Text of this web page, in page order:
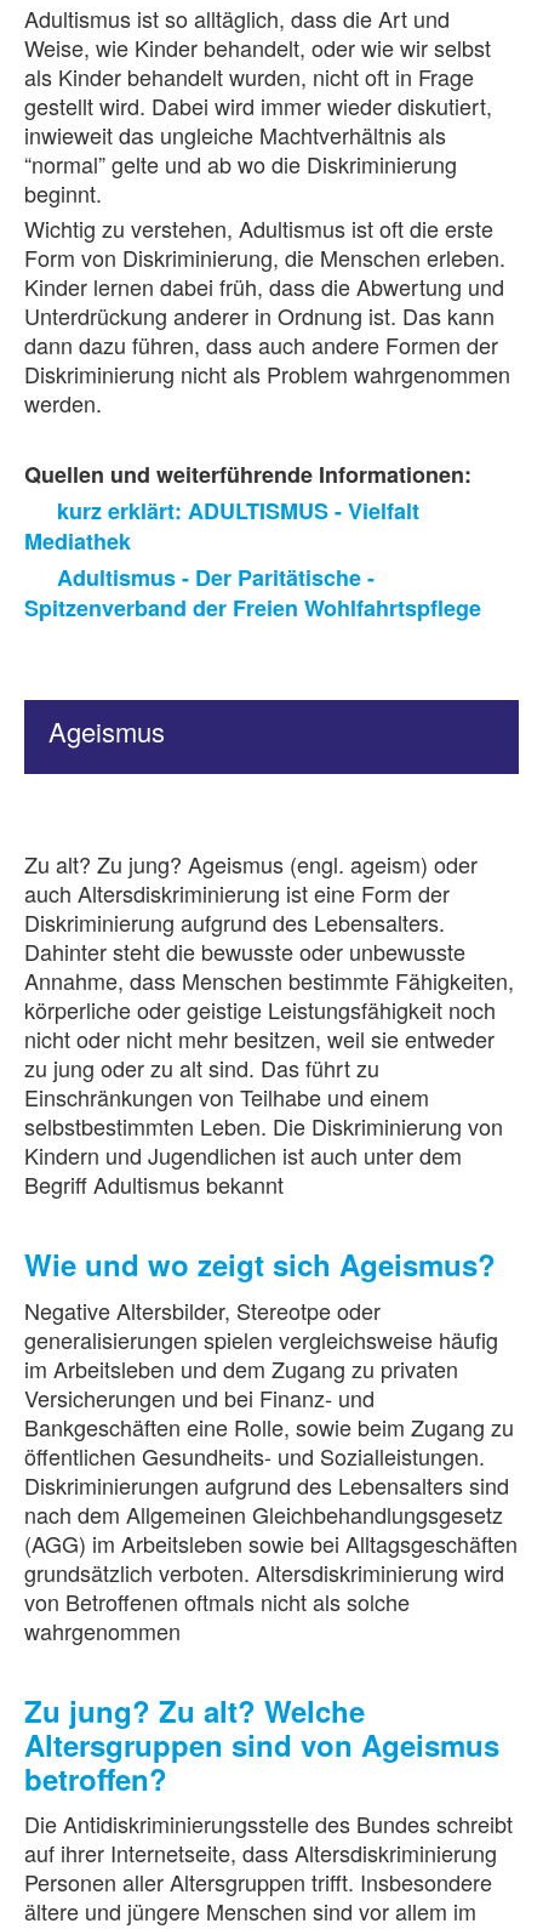
Adultismus ist so alltäglich, dass die Art und
Weise, wie Kinder behandelt, oder wie wir selbst
als Kinder behandelt wurden, nicht oft in Frage
gestellt wird. Dabei wird immer wieder diskutiert,
inwieweit das ungleiche Machtverhältnis als
“normal” gelte und ab wo die Diskriminierung
beginnt.
Wichtig zu verstehen, Adultismus ist oft die erste
Form von Diskriminierung, die Menschen erleben.
Kinder lernen dabei früh, dass die Abwertung und
Unterdrückung anderer in Ordnung ist. Das kann
dann dazu führen, dass auch andere Formen der
Diskriminierung nicht als Problem wahrgenommen
werden.
Quellen und weiterführende Informationen:
kurz erklärt: ADULTISMUS - Vielfalt
Mediathek
Adultismus - Der Paritätische -
Spitzenverband der Freien Wohlfahrtspflege
Ageismus
Zu alt? Zu jung? Ageismus (engl. ageism) oder
auch Altersdiskriminierung ist eine Form der
Diskriminierung aufgrund des Lebensalters.
Dahinter steht die bewusste oder unbewusste
Annahme, dass Menschen bestimmte Fähigkeiten,
körperliche oder geistige Leistungsfähigkeit noch
nicht oder nicht mehr besitzen, weil sie entweder
zu jung oder zu alt sind. Das führt zu
Einschränkungen von Teilhabe und einem
selbstbestimmten Leben. Die Diskriminierung von
Kindern und Jugendlichen ist auch unter dem
Begriff Adultismus bekannt
Wie und wo zeigt sich Ageismus?
Negative Altersbilder, Stereotpe oder
generalisierungen spielen vergleichsweise häufig
im Arbeitsleben und dem Zugang zu privaten
Versicherungen und bei Finanz- und
Bankgeschäften eine Rolle, sowie beim Zugang zu
öffentlichen Gesundheits- und Sozialleistungen.
Diskriminierungen aufgrund des Lebensalters sind
nach dem Allgemeinen Gleichbehandlungsgesetz
(AGG) im Arbeitsleben sowie bei Alltagsgeschäften
grundsätzlich verboten. Altersdiskriminierung wird
von Betroffenen oftmals nicht als solche
wahrgenommen
Zu jung? Zu alt? Welche
Altersgruppen sind von Ageismus
betroffen?
Die Antidiskriminierungsstelle des Bundes schreibt
auf ihrer Internetseite, dass Altersdiskriminierung
Personen aller Altersgruppen trifft. Insbesondere
ältere und jüngere Menschen sind vor allem im